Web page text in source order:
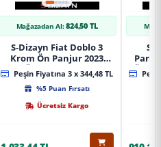
Mağazadan Al: 824,50 TL
S-Dizayn Fiat Doblo 3
Krom Ön Panjur 2023
Üzeri A+ Kalite
Peşin Fiyatına 3 x 344,48 TL
%5 Puan Fırsatı
Ücretsiz Kargo
S-
Ön